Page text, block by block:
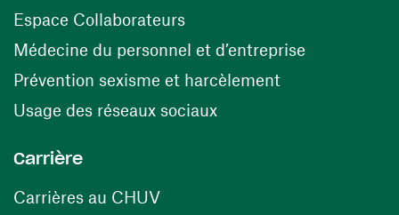
Espace Collaborateurs(opens in a new window)
Médecine du personnel et d’entreprise
Prévention sexisme et harcèlement
Usage des réseaux sociaux(opens in a new
Carrière
Carrières au CHUV(opens in a new window)